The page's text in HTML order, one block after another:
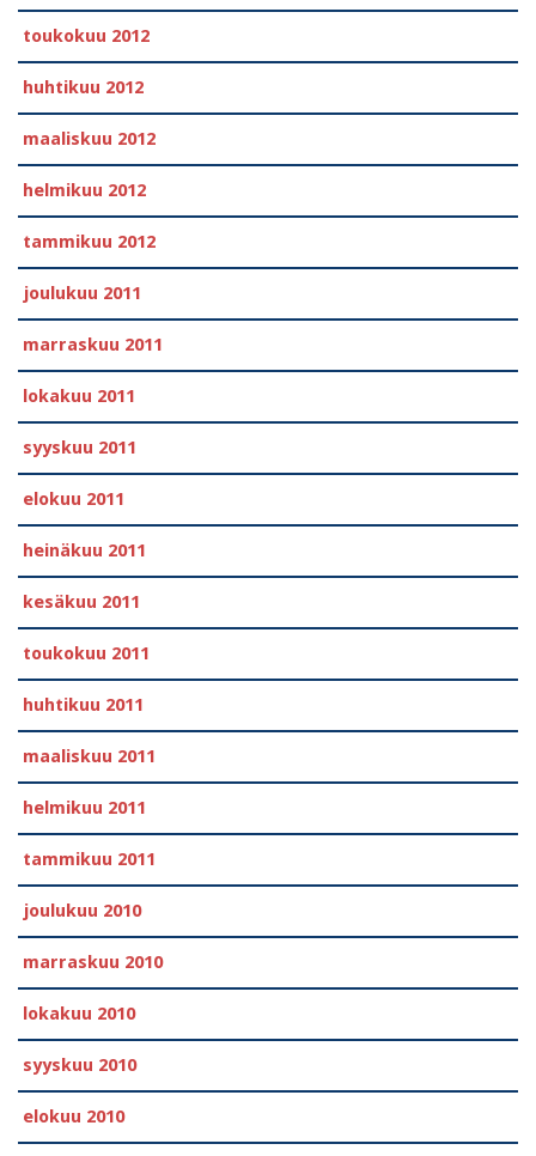
toukokuu 2012
huhtikuu 2012
maaliskuu 2012
helmikuu 2012
tammikuu 2012
joulukuu 2011
marraskuu 2011
lokakuu 2011
syyskuu 2011
elokuu 2011
heinäkuu 2011
kesäkuu 2011
toukokuu 2011
huhtikuu 2011
maaliskuu 2011
helmikuu 2011
tammikuu 2011
joulukuu 2010
marraskuu 2010
lokakuu 2010
syyskuu 2010
elokuu 2010